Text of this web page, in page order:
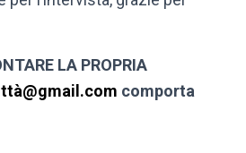
LA PROPRIA
comporta